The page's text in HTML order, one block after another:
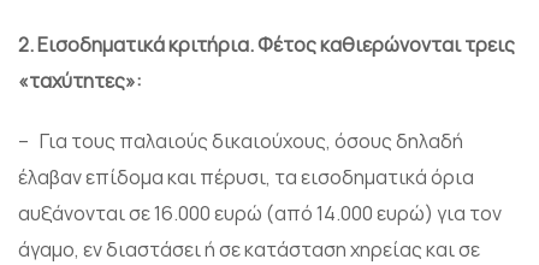
2.Εισοδηματικά κριτήρια. Φέτος καθιερώνονται τρεις
«ταχύτητες»:
– Για τους παλαιούς δικαιούχους, όσους δηλαδή
έλαβαν επίδομα και πέρυσι, τα εισοδηματικά όρια
αυξάνονται σε 16.000 ευρώ (από 14.000 ευρώ) για τον
άγαμο, εν διαστάσει ή σε κατάσταση χηρείας και σε